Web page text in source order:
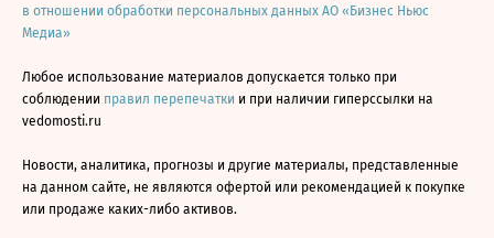
в отношении обработки персональных данных АО «Бизнес Ньюс
Медиа»
Любое использование материалов допускается только при
соблюдении правил перепечатки и при наличии гиперссылки на
vedomosti.ru
Новости, аналитика, прогнозы и другие материалы, представленные
на данном сайте, не являются офертой или рекомендацией к покупке
или продаже каких-либо активов.